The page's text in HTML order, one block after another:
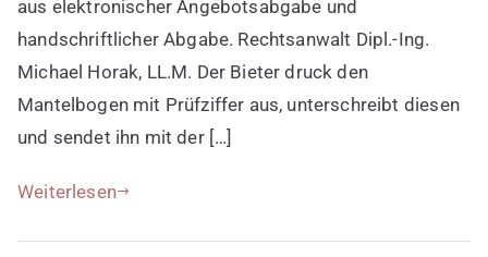
aus elektronischer Angebotsabgabe und
handschriftlicher Abgabe. Rechtsanwalt Dipl.-Ing.
Michael Horak, LL.M. Der Bieter druck den
Mantelbogen mit Prüfziffer aus, unterschreibt diesen
und sendet ihn mit der […]
Weiterlesen